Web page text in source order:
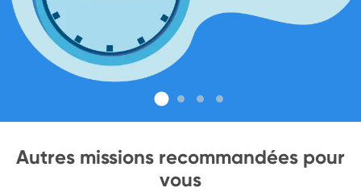
Autres missions recommandées pour
vous